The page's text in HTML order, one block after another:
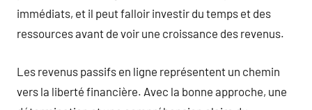
immédiats, et il peut falloir investir du temps et des
ressources avant de voir une croissance des revenus.
Les revenus passifs en ligne représentent un chemin
vers la liberté financière. Avec la bonne approche, une